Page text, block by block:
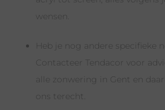
wensen.
Heb je nog andere specifieke
Contacteer Tendacor voor
alle zonwering in Gent en
ons terecht.